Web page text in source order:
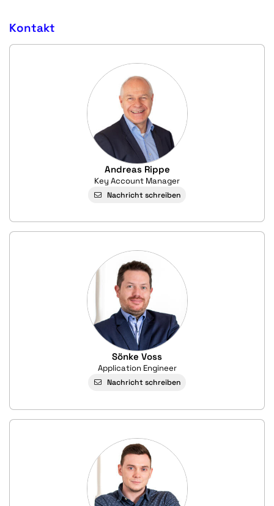
Kontakt
Andreas Rippe
Key Account Manager
Nachricht schreiben
Sönke Voss
Application Engineer
Nachricht schreiben